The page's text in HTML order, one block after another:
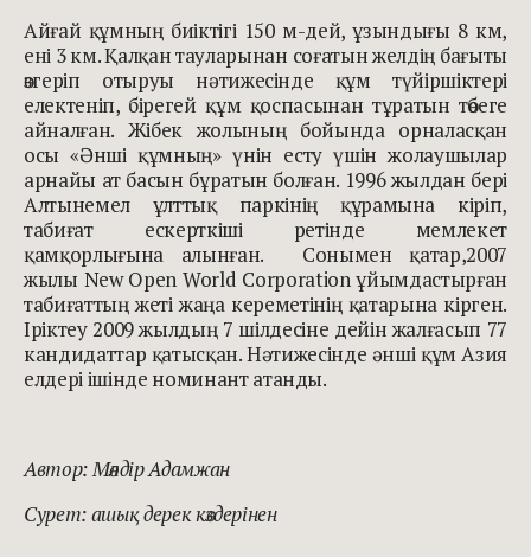
Айғай құмның биіктігі 150 м-дей, ұзындығы 8 км,
ені 3 км. Қалқан тауларынан соғатын желдің бағыты
өзгеріп отыруы нәтижесінде құм түйіршіктері
електеніп, бірегей құм қоспасынан тұратын төбеге
айналған. Жібек жолының бойында орналасқан
осы «Әнші құмның» үнін есту үшін жолаушылар
арнайы ат басын бұратын болған. 1996 жылдан бері
Алтынемел ұлттық паркінің құрамына кіріп,
табиғат ескерткіші ретінде мемлекет
қамқорлығына алынған.
Сонымен қатар,2007
жылы New Open World Corporation ұйымдастырған
табиғаттың жеті жаңа кереметінің қатарына кірген.
Іріктеу 2009 жылдың 7 шілдесіне дейін жалғасып 77
кандидаттар қатысқан. Нәтижесінде әнші құм Азия
елдері ішінде номинант атанды.
Автор: Мөлдір Адамжан
Сурет: ашық дерек көздерінен